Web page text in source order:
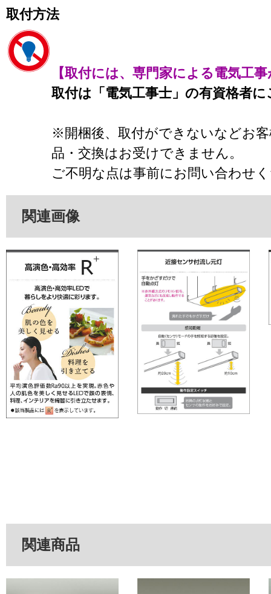
取付方法
【取付には、専門家による電気工
取付は「電気工事士」の有資格者
※開梱後、取付ができないなどお
品・交換はお受けできません。
ご不明な点は事前にお問い合わせ
関連画像
関連商品